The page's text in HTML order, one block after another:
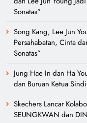
Sonatas”
Song Kang, Lee Jun
Persahabatan, Cinta
Sonatas”
Jung Hae In dan Ha
dan Buruan Ketua
Skechers Lancar
SEUNGKWAN dan